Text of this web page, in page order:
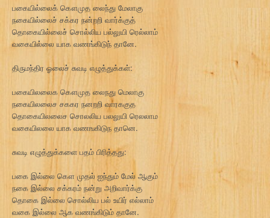
பகையில்லைக் கௌமுத லைந்து மேலாகு
நகையில்லைச் சக்கர நன்றறி வார்க்குத்
தொகையில்லைச் சொல்லிய பல்லுயி ரெல்லாம்
வகையில்லை யாக வணங்கிடுந் தானே.
திருமந்திர ஓலைச் சுவடி எழுத்துக்கள்:
பகையிலலைக கௌமுத லைநது மெலாகு
நகையிலலைச சககர நனறறி வாரககுத
தொகையிலலைச சொலலிய பலலுயி ரெலலாம
வகையிலலை யாக வணஙகிடுந தானெ.
சுவடி எழுத்துக்களை பதம் பிரித்தது:
பகை இல்லை கௌ முதல் ஐந்தும் மேல் ஆகும்
நகை இல்லை சக்கரம் நன்று அறிவார்க்கு
தொகை இல்லை சொல்லிய பல் உயிர் எல்லாம்
வகை இல்லை ஆக வணங்கிடும் தானே.